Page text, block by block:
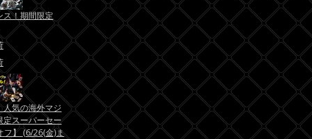
ス！期間限定
人気の海外マジ
定スーパーセー
フ】 (6/26(金)ま